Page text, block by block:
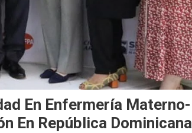
En Enfermería Materno-
En República Dominicana